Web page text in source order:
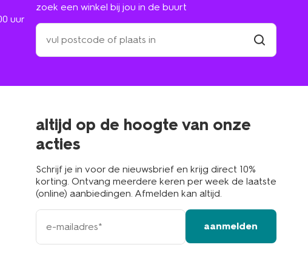
uur
zoek een winkel bij jou in de buurt
zoek
een
winkel
in
altijd op de hoogte van onze
acties
Schrijf je in voor de nieuwsbrief en krijg direct 10%
korting. Ontvang meerdere keren per week de laatste
(online) aanbiedingen. Afmelden kan altijd.
e-
mailadres
aanmelden